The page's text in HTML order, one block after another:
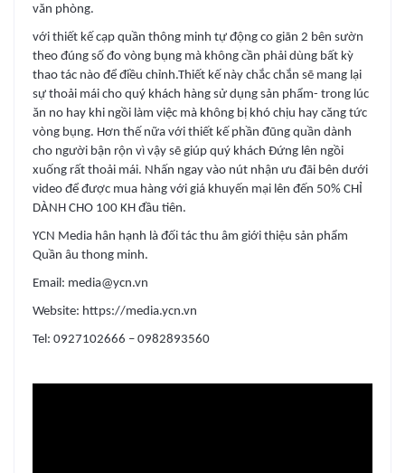
văn phòng.
với thiết kế cạp quần thông minh tự động co giãn 2 bên sườn
theo đúng số đo vòng bụng mà không cần phải dùng bất kỳ
thao tác nào để điều chỉnh.Thiết kế này chắc chắn sẽ mang lại
sự thoải mái cho quý khách hàng sử dụng sản phẩm- trong lúc
ăn no hay khi ngồi làm việc mà không bị khó chịu hay căng tức
vòng bụng. Hơn thế nữa với thiết kế phần đũng quần dành
cho người bận rộn vì vậy sẽ giúp quý khách Đứng lên ngồi
xuống rất thoải mái. Nhấn ngay vào nút nhận ưu đãi bên dưới
video để được mua hàng với giá khuyến mại lên đến 50% CHỈ
DÀNH CHO 100 KH đầu tiên.
YCN Media hân hạnh là đối tác thu âm giới thiệu sản phẩm
Quần âu thong minh.
Email: media@ycn.vn
Website: https://media.ycn.vn
Tel: 0927102666 – 0982893560